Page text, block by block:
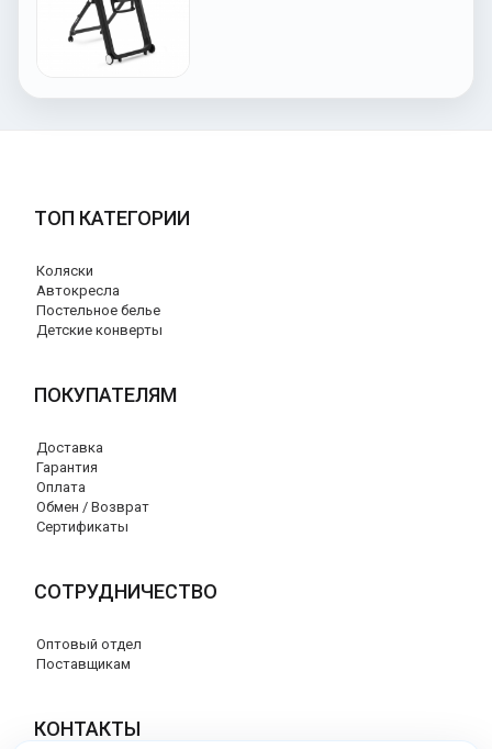
ТОП КАТЕГОРИИ
Коляски
Автокресла
Постельное белье
Детские конверты
ПОКУПАТЕЛЯМ
Доставка
Гарантия
Оплата
Обмен / Возврат
Сертификаты
СОТРУДНИЧЕСТВО
Оптовый отдел
Поставщикам
КОНТАКТЫ